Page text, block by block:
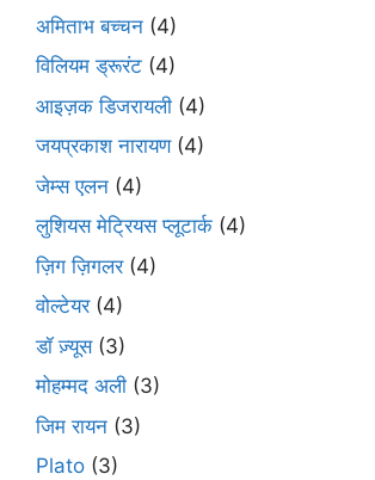
अमिताभ बच्चन (4)
विलियम ड्रूरंट (4)
आइज़क डिजरायली (4)
जयप्रकाश नारायण(4)
जेम्स एलन (4)
लुशियस मेट्रियस प्लूटार्क (4)
ज़िग ज़िगलर(4)
वोल्टेयर(4)
डॉ ज़्यूस(3)
मोहम्मद अली (3)
जिम रायन (3)
Plato (3)